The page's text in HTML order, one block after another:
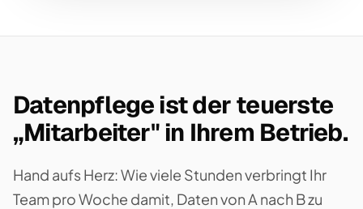
Datenpflege ist der teuerste
„Mitarbeiter" in Ihrem Betrieb.
Hand aufs Herz: Wie viele Stunden verbringt Ihr
Team pro Woche damit, Daten von A nach B zu